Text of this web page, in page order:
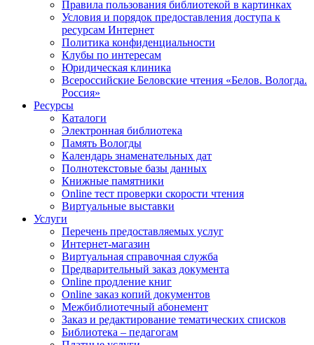
Правила пользования библиотекой в картинках
Условия и порядок предоставления доступа к
ресурсам Интернет
Политика конфиденциальности
Клубы по интересам
Юридическая клиника
Всероссийские Беловские чтения «Белов. Вологда.
Россия»
Ресурсы
Каталоги
Электронная библиотека
Память Вологды
Календарь знаменательных дат
Полнотекстовые базы данных
Книжные памятники
Online тест проверки скорости чтения
Виртуальные выставки
Услуги
Перечень предоставляемых услуг
Интернет-магазин
Виртуальная справочная служба
Предварительный заказ документа
Online продление книг
Online заказ копий документов
Межбиблиотечный абонемент
Заказ и редактирование тематических списков
Библиотека – педагогам